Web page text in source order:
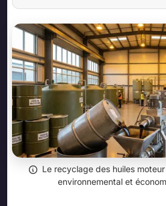
Le recyclage des huiles
environnemental et